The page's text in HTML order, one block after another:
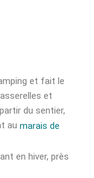
et fait le
et
du sentier,
au marais de
en hiver, près